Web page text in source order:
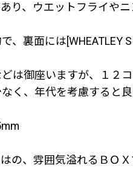
り、ウエットフライや
、裏面には[WHEATLEY
は御座いますが、１２
く、年代を考慮すると
の、雰囲気溢れるＢＯ